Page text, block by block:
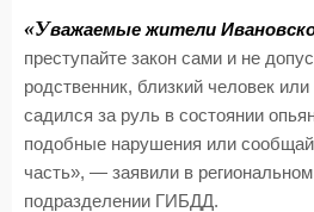
«Уважаемые жители
преступайте закон сами и не
родственник, близкий человек
садился за руль в состоянии
подобные нарушения или
часть», — заявили в региональном
подразделении ГИБДД.